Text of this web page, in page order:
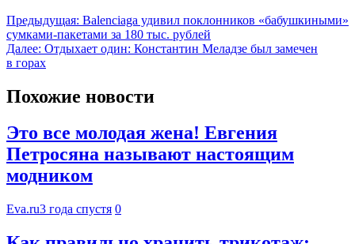
Предыдущая: Balenciaga удивил поклонников «бабушкиными»
сумками-пакетами за 180 тыс. рублей
Далее: Отдыхает один: Константин Меладзе был замечен
в горах
Похожие новости
Это все молодая жена! Евгения
Петросяна называют настоящим
модником
Eva.ru3 года спустя 0